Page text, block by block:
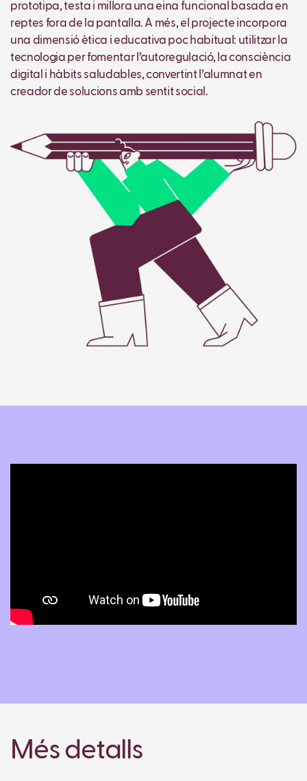
prototipa, testa i millora una eina funcional basada en
reptes fora de la pantalla. A més, el projecte incorpora
una dimensió ètica i educativa poc habitual: utilitzar la
tecnologia per fomentar l’autoregulació, la consciència
digital i hàbits saludables, convertint l’alumnat en
creador de solucions amb sentit social.
Més detalls